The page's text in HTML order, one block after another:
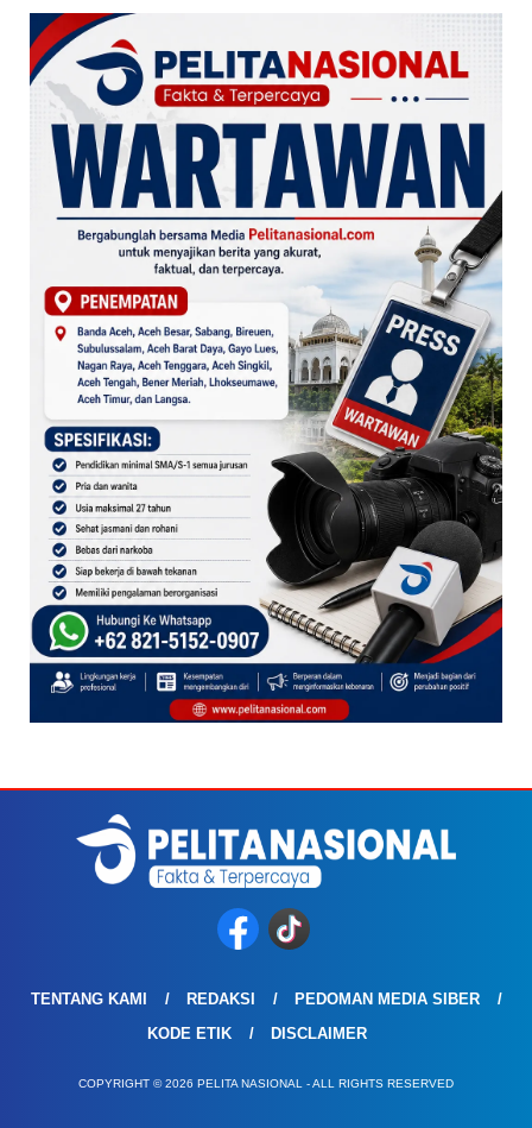
TENTANG KAMI REDAKSI
PEDOMAN MEDIA SIBER
KODE ETIK
DISCLAIMER
COPYRIGHT © 2026 PELITA NASIONAL - ALL RIGHTS RESERVED